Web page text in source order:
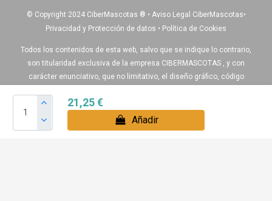
21,25 €
Añadir
© Copyright 2024 CiberMascotas ® • Aviso Legal CiberMascotas•
Privacidad y Protección de datos • Política de Cookies
Todos los contenidos de esta web, salvo que se indique lo contrario,
son titularidad exclusiva de la empresa CIBERMASCOTAS , y con
carácter enunciativo, que no limitativo, el diseño gráfico, código
que aparecen en esta web.
Igualmente algunos de nuestros productos pueden diferir del